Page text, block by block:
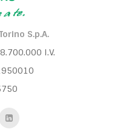
S.p.A.
I.V.